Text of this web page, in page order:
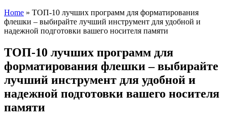
Home » ТОП-10 лучших программ для форматирования
флешки – выбирайте лучший инструмент для удобной и
надежной подготовки вашего носителя памяти
ТОП-10 лучших программ для
форматирования флешки – выбирайте
лучший инструмент для удобной и
надежной подготовки вашего носителя
памяти